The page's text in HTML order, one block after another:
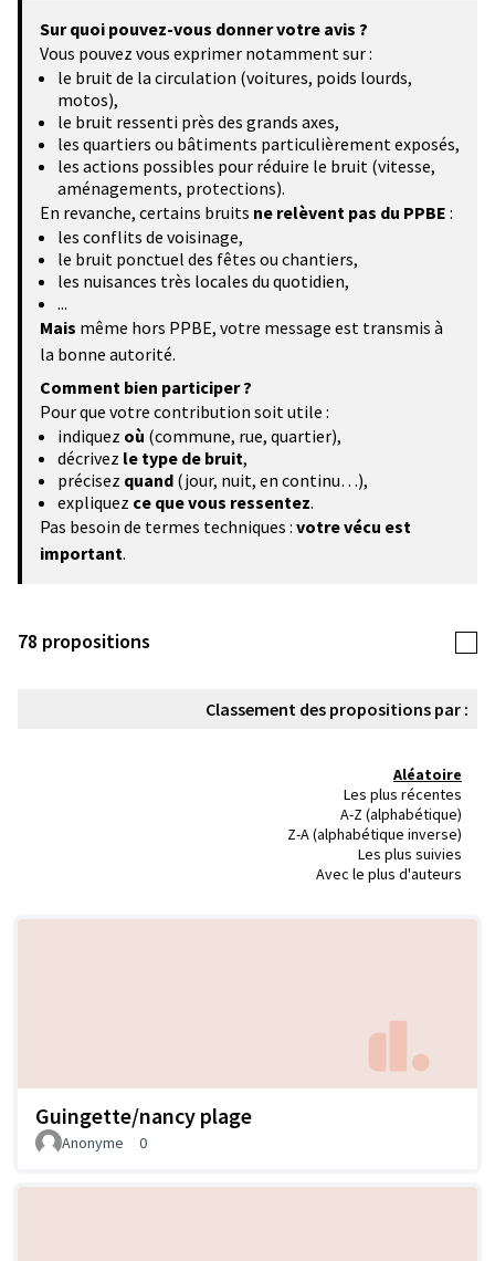
Sur quoi pouvez-vous donner votre avis ?
Vous pouvez vous exprimer notamment sur :
le bruit de la circulation (voitures, poids lourds,
motos),
le bruit ressenti près des grands axes,
les quartiers ou bâtiments particulièrement exposés,
les actions possibles pour réduire le bruit (vitesse,
aménagements, protections).
En revanche, certains bruits ne relèvent pas du PPBE :
les conflits de voisinage,
le bruit ponctuel des fêtes ou chantiers,
les nuisances très locales du quotidien,
...
Mais même hors PPBE, votre message est transmis à
la bonne autorité.
Comment bien participer ?
Pour que votre contribution soit utile :
indiquez où (commune, rue, quartier),
décrivez le type de bruit,
précisez quand (jour, nuit, en continu…),
expliquez ce que vous ressentez.
Pas besoin de termes techniques : votre vécu est
important.
78 propositions
Classement des propositions par :
Aléatoire
Les plus récentes
A-Z (alphabétique)
Z-A (alphabétique inverse)
Les plus suivies
Avec le plus d'auteurs
Guingette/nancy plage
Anonyme 0